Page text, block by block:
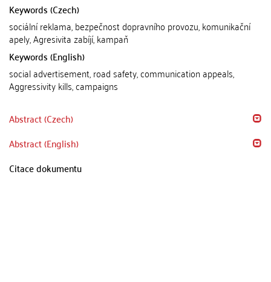
Keywords (Czech)
sociální reklama, bezpečnost dopravního provozu, komunikační
apely, Agresivita zabíjí, kampaň
Keywords (English)
social advertisement, road safety, communication appeals,
Aggressivity kills, campaigns
Abstract (Czech)
Abstract (English)
Citace dokumentu